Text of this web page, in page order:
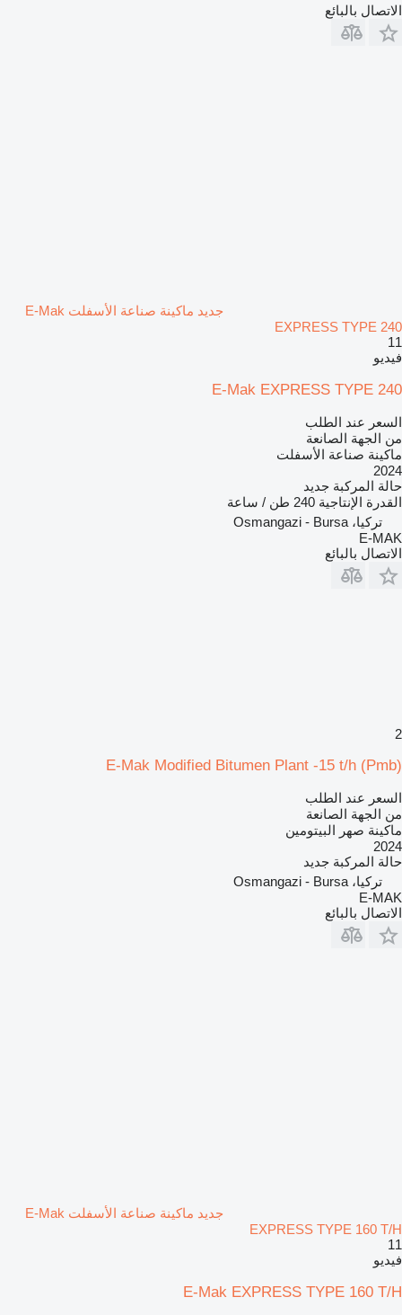
الاتصال بالبائع
جديد ماكينة صناعة الأسفلت E-Mak
EXPRESS TYPE 240
11
فيديو
E-Mak EXPRESS TYPE 240
السعر عند الطلب
من الجهة الصانعة
ماكينة صناعة الأسفلت
2024
حالة المركبة جديد
القدرة الإنتاجية 240 طن / ساعة
تركيا، Osmangazi - Bursa
E-MAK
الاتصال بالبائع
2
E-Mak Modified Bitumen Plant -15 t/h (Pmb)
السعر عند الطلب
من الجهة الصانعة
ماكينة صهر البيتومين
2024
حالة المركبة جديد
تركيا، Osmangazi - Bursa
E-MAK
الاتصال بالبائع
جديد ماكينة صناعة الأسفلت E-Mak
EXPRESS TYPE 160 T/H
11
فيديو
E-Mak EXPRESS TYPE 160 T/H